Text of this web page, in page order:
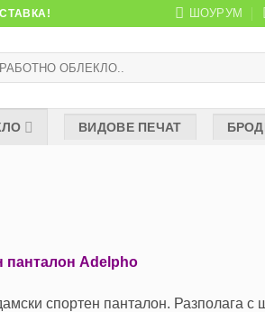
ШОУРУМ
ВИДОВЕ ПЕЧАТ
панталон Adelpho
спортен панталон. Разполага с